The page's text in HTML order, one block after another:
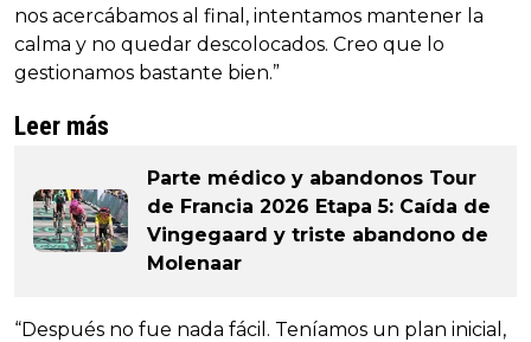
nos acercábamos al final, intentamos mantener la
calma y no quedar descolocados. Creo que lo
gestionamos bastante bien.”
Leer más
Parte médico y abandonos Tour
de Francia 2026 Etapa 5: Caída de
Vingegaard y triste abandono de
Molenaar
“Después no fue nada fácil. Teníamos un plan inicial,